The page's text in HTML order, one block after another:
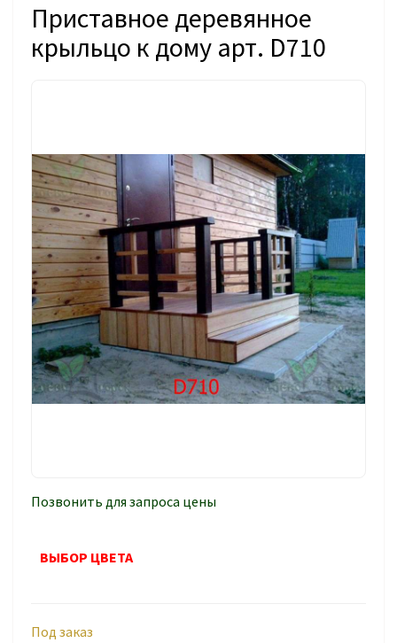
Приставное деревянное
крыльцо к дому арт. D710
Позвонить для запроса цены
ВЫБОР ЦВЕТА
Под заказ